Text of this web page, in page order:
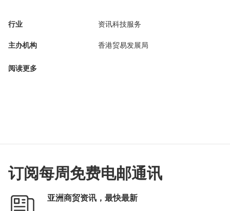
行业 资讯科技服务
主办机构 香港贸易发展局
阅读更多
订阅每周免费电邮通讯
亚洲商贸资讯，最快最新